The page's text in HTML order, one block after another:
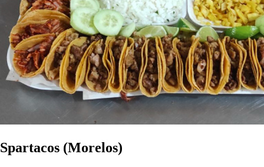
Spartacos (Morelos)